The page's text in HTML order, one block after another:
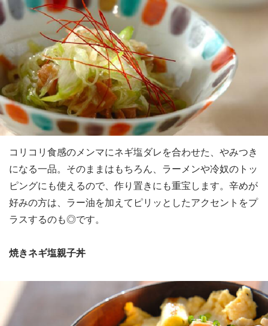
コリコリ食感のメンマにネギ塩ダレを合わせた、やみつき
になる一品。そのままはもちろん、ラーメンや冷奴のトッ
ピングにも使えるので、作り置きにも重宝します。辛めが
好みの方は、ラー油を加えてピリッとしたアクセントをプ
ラスするのも◎です。
焼きネギ塩親子丼